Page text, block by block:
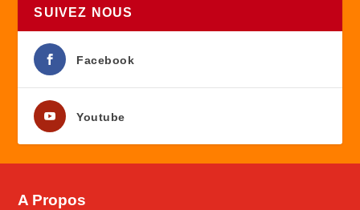
SUIVEZ NOUS
Facebook
Youtube
A Propos